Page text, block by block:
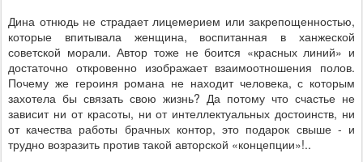
Дина отнюдь не страдает лицемерием или закрепощенностью,
которые впитывала женщина, воспитанная в ханжеской
советской морали. Автор тоже не боится «красных линий» и
достаточно откровенно изображает взаимоотношения полов.
Почему же героиня романа не находит человека, с которым
захотела бы связать свою жизнь? Да потому что счастье не
зависит ни от красоты, ни от интеллектуальных достоинств, ни
от качества работы брачных контор, это подарок свыше - и
трудно возразить против такой авторской «концепции»!..